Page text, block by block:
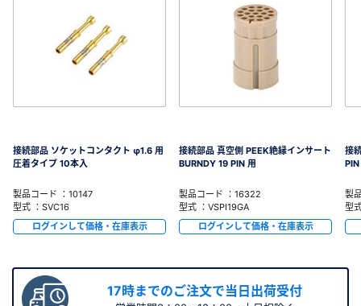
接続部品 ソケットコンタクト φ1.6 用
圧着タイプ 10本入
製品コード ：10147
型式 ：SVC16
ログインして価格・在庫表示
接続部品 真空側 PEEK絶縁インサート
BURNDY 19 PIN 用
製品コード ：16322
型式 ：VSPI19GA
ログインして価格・在庫表示
接
製
型
17時までのご注文で当日出荷受付